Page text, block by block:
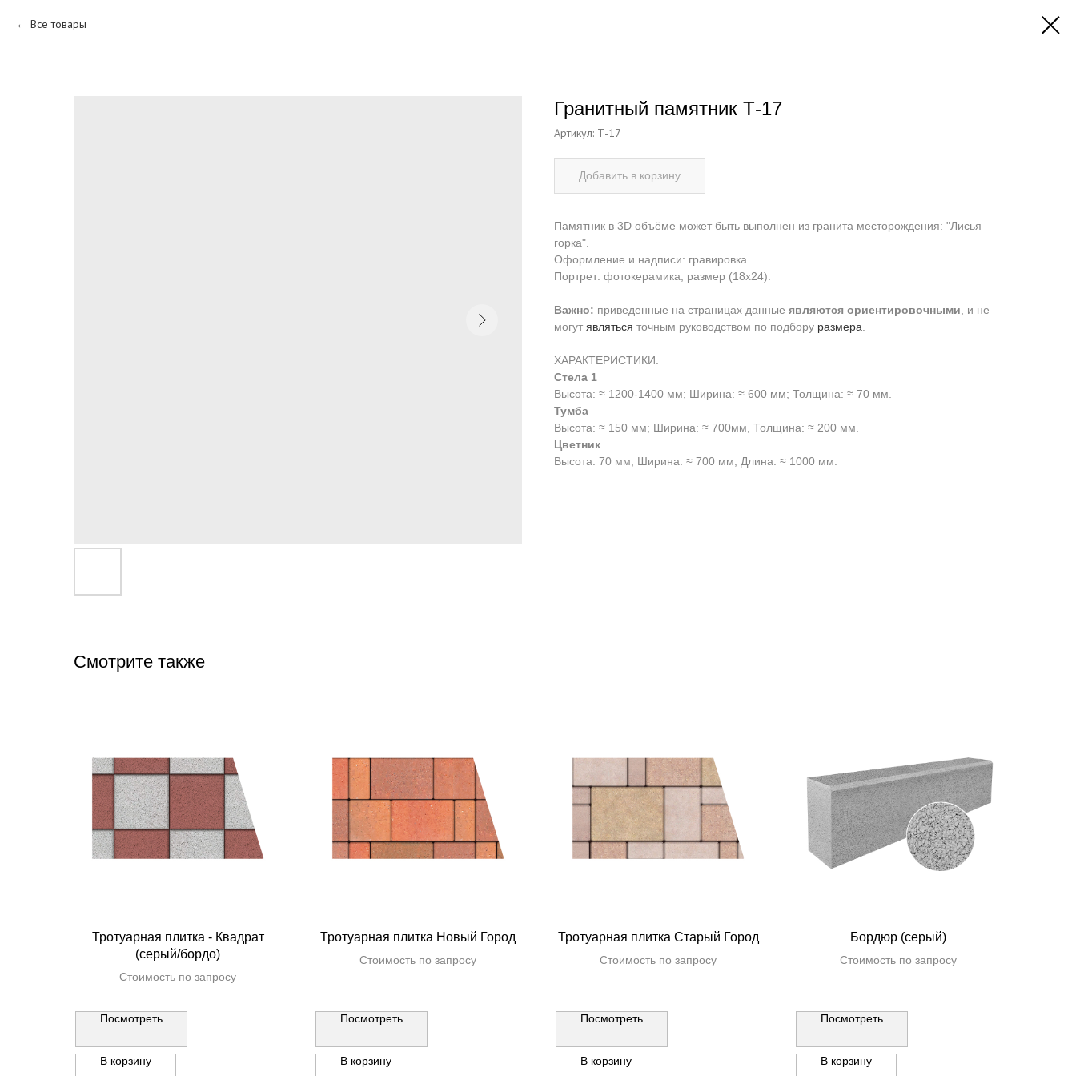
Все товары
Гранитный памятник Т-17
Артикул: Т-17
Добавить в корзину
Памятник в 3D объёме может быть выполнен из гранита месторождения: "Лисья
горка".
Оформление и надписи: гравировка.
Портрет: фотокерамика, размер (18х24).
Важно: приведенные на страницах данные являются ориентировочными , и не
могут являться точным руководством по подбору размера
ХАРАКТЕРИСТИКИ:
Стела 1
Высота: ≈ 1200-1400 мм; Ширина: ≈ 600 мм; Толщина: ≈ 70 мм.
Тумба
Высота: ≈ 150 мм; Ширина: ≈ 700мм, Толщина: ≈ 200 мм.
Цветник
Высота: 70 мм; Ширина: ≈ 700 мм, Длина: ≈ 1000 мм.
Смотрите также
Тротуарная плитка - Квадрат
(серый/бордо)
Стоимость по запросу
Посмотреть
В корзину
Тротуарная плитка Новый Город
Стоимость по запросу
Посмотреть
В корзину
Тротуарная плитка Старый Город
Стоимость по запросу
Посмотреть
В корзину
Бордюр (серый)
Стоимость по запросу
Посмотреть
В корзину